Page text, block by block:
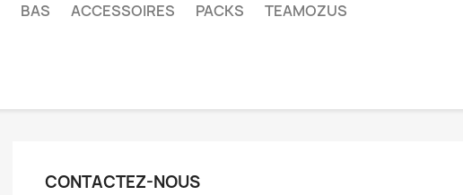
BAS ACCESSOIRES PACKS TEAMOZUS
CONTACTEZ-NOUS